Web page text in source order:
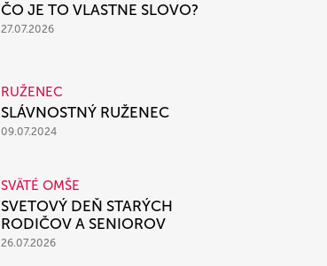
ČO JE TO VLASTNE SLOVO?
27.07.2026
RUŽENEC
SLÁVNOSTNÝ RUŽENEC
09.07.2024
SVÄTÉ OMŠE
SVETOVÝ DEŇ STARÝCH
RODIČOV A SENIOROV
26.07.2026